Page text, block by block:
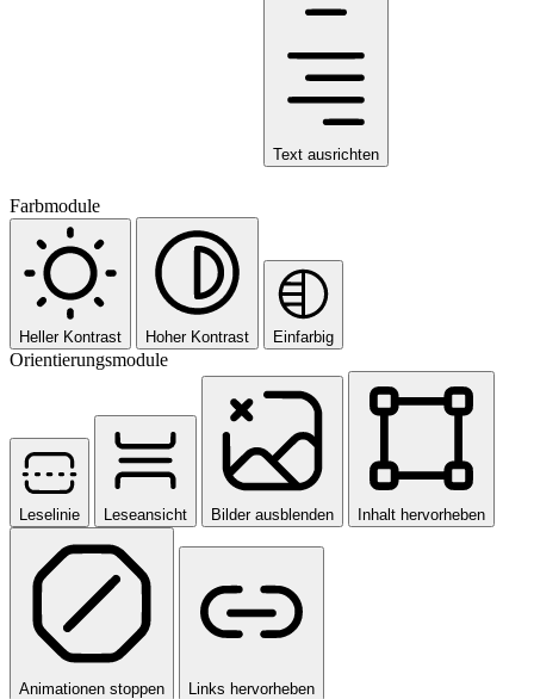
Text ausrichten
Farbmodule
Heller Kontrast Hoher Kontrast Einfarbig
Orientierungsmodule
Leselinie Leseansicht Bilder ausblenden Inhalt hervorheben
Animationen stoppen Links hervorheben